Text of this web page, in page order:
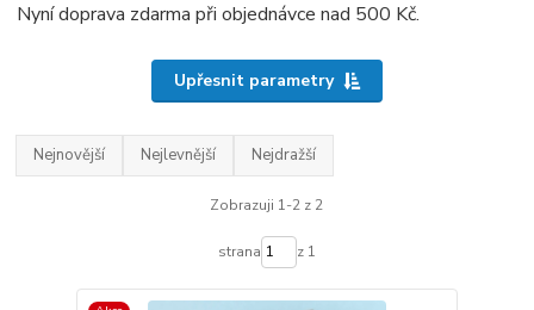
Nyní doprava zdarma při objednávce nad 500 Kč.
Upřesnit parametry
Nejnovější Nejlevnější Nejdražší
Zobrazuji 1-2 z 2
strana z 1